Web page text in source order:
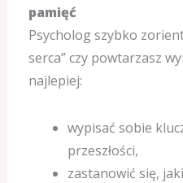
pamięć
Psycholog szybko
serca” czy powtarzasz
najlepiej:
wypisać sobie
przeszłości,
zastanowić się,